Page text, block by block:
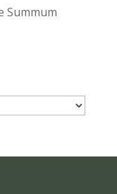
Summum